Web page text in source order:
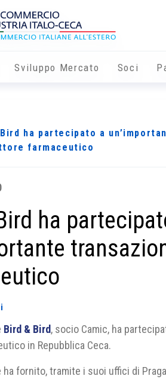
Sviluppo Mercato Soci
ha partecipato a
farmaceutico
ha
Bird & Bird, socio Camic, ha
in Repubblica Ceca.
ha fornito, tramite i suoi uffici di